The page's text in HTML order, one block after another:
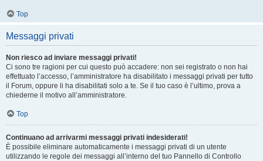
Top
Messaggi privati
Non riesco ad inviare messaggi privati!
Ci sono tre ragioni per cui questo può accadere: non sei registrato o non hai
effettuato l’accesso, l’amministratore ha disabilitato i messaggi privati per tutto
il Forum, oppure li ha disabilitati solo a te. Se il tuo caso è l’ultimo, prova a
chiederne il motivo all’amministratore.
Top
Continuano ad arrivarmi messaggi privati indesiderati!
È possibile eliminare automaticamente i messaggi privati ​​di un utente
utilizzando le regole dei messaggi all’interno del tuo Pannello di Controllo